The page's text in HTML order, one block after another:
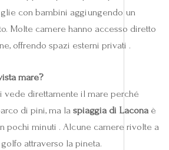
con bambini aggiungendo un
Molte camere hanno accesso diretto
offrendo spazi esterni privati .
mare?
vede direttamente il mare perché
di pini, ma la spiaggia di Laconaè
pochi minuti . Alcune camere rivolte a
attraverso la pineta.